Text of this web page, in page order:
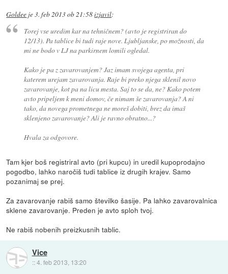
Goldee je3. feb 2013 ob 21:58izjavil:
Torej vse uredim kar na tehničnem? (avto je registriran do
12/13). Pa tablice bi tudi raje nove. Ljubljanske, po možnosti, da
mi ne bodo v LJ na parkirnem lomili ogledal.
Kako je pa z zavarovanjem? Jaz imam svojega agenta, pri
katerem urejam zavarovanja. Raje bi preko njega sklenil novo
zavarovanje, kot pa na licu mesta. Saj to se da, ne? Kako potem
avto pripeljem k meni domov, če nimam še zavarovanja? A ni
tako, da novega prometnega ne moreš dobiti, brez da imaš
sklenjeno zavarovanje? Ali je ravno obratno...?
Hvala za odgovore.
Tam kjer boš registriral avto (pri kupcu) in uredil kupoprodajno
pogodbo, lahko naročiš tudi tablice iz drugih krajev. Samo
pozanimaj se prej.
Za zavarovanje rabiš samo številko šasije. Pa lahko zavarovalnica
sklene zavarovanje. Preden je avto sploh tvoj.
Ne rabiš nobenih preizkusnih tablic.
Vice
::4. feb 2013, 13:20